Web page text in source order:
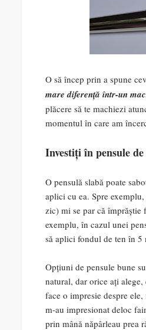
O să încep prin a spune
mare diferență într-un
plăcere să te machiezi
momentul în care am
Investiți în pensule
O pensulă slabă poate
aplici cu ea. Spre
zic) mi se par că împrăștie
exemplu, în cazul unei
să aplici fondul de ten în
Opțiuni de pensule bune
natural, dar orice ați
face o impresie despre
m-au impresionat deloc
prin mână năpârleau prea